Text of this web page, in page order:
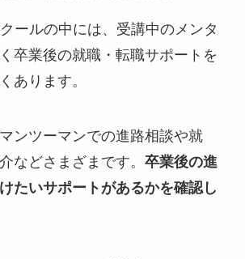
ールの中には、受講中のメンタ
卒業後の就職・転職サポートを
あります。
ンツーマンでの進路相談や就
などさまざまです。 卒業後の進
たいサポートがあるかを確認し